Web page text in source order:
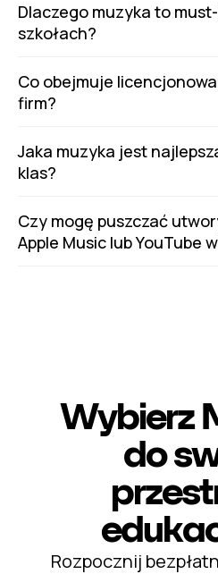
Dlaczego muzyka to
szkołach?
Co obejmuje
firm?
Jaka muzyka jest
klas?
Czy mogę puszczać
Apple Music lub YouTube
Wybierz
do
Rozpocznij